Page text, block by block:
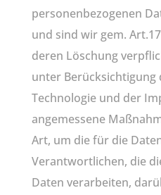
personenbezogenen
und sind wir gem.
deren Löschung
unter Berücksichtigung
Technologie und der
angemessene
Art, um die für die
Verantwortlichen, die
Daten verarbeiten,